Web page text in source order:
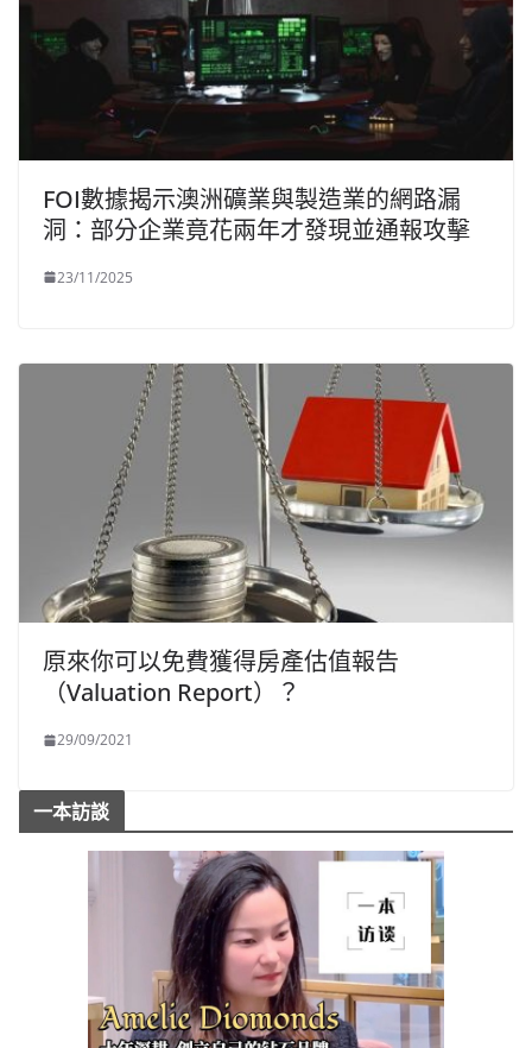
FOI數據揭示澳洲礦業與製造業的網路漏
洞：部分企業竟花兩年才發現並通報攻擊
23/11/2025
原來你可以免費獲得房產估值報告
（Valuation Report）？
29/09/2021
一本訪談